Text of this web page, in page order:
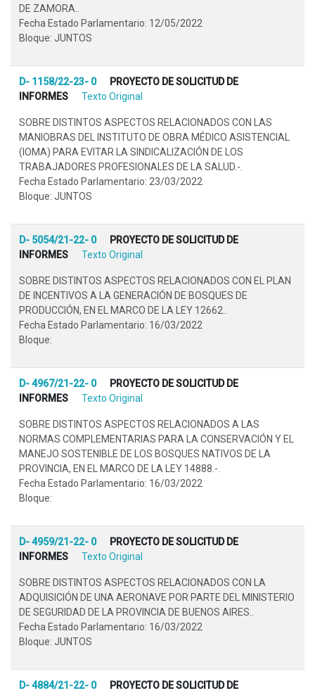
DE ZAMORA..
Fecha Estado Parlamentario: 12/05/2022
Bloque: JUNTOS
D- 1158/22-23- 0
PROYECTO DE SOLICITUD DE
INFORMES
Texto Original
SOBRE DISTINTOS ASPECTOS RELACIONADOS CON LAS
MANIOBRAS DEL INSTITUTO DE OBRA MÉDICO ASISTENCIAL
(IOMA) PARA EVITAR LA SINDICALIZACIÓN DE LOS
TRABAJADORES PROFESIONALES DE LA SALUD.-.
Fecha Estado Parlamentario: 23/03/2022
Bloque: JUNTOS
D- 5054/21-22- 0
PROYECTO DE SOLICITUD DE
INFORMES
Texto Original
SOBRE DISTINTOS ASPECTOS RELACIONADOS CON EL PLAN
DE INCENTIVOS A LA GENERACIÓN DE BOSQUES DE
PRODUCCIÓN, EN EL MARCO DE LA LEY 12662..
Fecha Estado Parlamentario: 16/03/2022
Bloque:
D- 4967/21-22- 0
PROYECTO DE SOLICITUD DE
INFORMES
Texto Original
SOBRE DISTINTOS ASPECTOS RELACIONADOS A LAS
NORMAS COMPLEMENTARIAS PARA LA CONSERVACIÓN Y EL
MANEJO SOSTENIBLE DE LOS BOSQUES NATIVOS DE LA
PROVINCIA, EN EL MARCO DE LA LEY 14888.-.
Fecha Estado Parlamentario: 16/03/2022
Bloque:
D- 4959/21-22- 0
PROYECTO DE SOLICITUD DE
INFORMES
Texto Original
SOBRE DISTINTOS ASPECTOS RELACIONADOS CON LA
ADQUISICIÓN DE UNA AERONAVE POR PARTE DEL MINISTERIO
DE SEGURIDAD DE LA PROVINCIA DE BUENOS AIRES..
Fecha Estado Parlamentario: 16/03/2022
Bloque: JUNTOS
D- 4884/21-22- 0
PROYECTO DE SOLICITUD DE